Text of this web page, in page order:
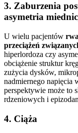
3. Zaburzenia
asymetria
U wielu pacjentów
przeciążeń
hiperlordoza czy
obciążenie struktur
zużycia dysków,
nadmiernego napięcia
perspektywie może to
rdzeniowych i
4. Ciąża